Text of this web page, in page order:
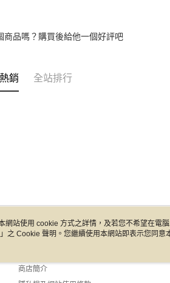
商品嗎？購買後給他一個好評吧
銷 全站排行
關於我們
商店簡介
網站使用 cookie 方式之詳情，及若您不希望在電
」之 Cookie 聲明。您繼續使用本網站即表示您同